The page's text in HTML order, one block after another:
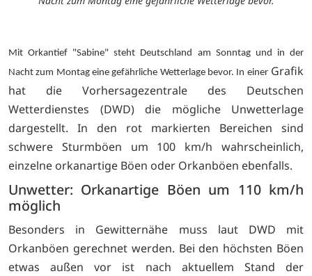
Mit Orkantief "Sabine" steht Deutschland am Sonntag und in der
Nacht zum Montag eine gefährliche Wetterlage bevor. In einerGrafik
hat die Vorhersagezentrale des Deutschen
Wetterdienstes (DWD) die mögliche Unwetterlage
dargestellt. In den rot markierten Bereichen sind
schwere Sturmböen um 100 km/h wahrscheinlich,
einzelne orkanartige Böen oder Orkanböen ebenfalls.
Unwetter: Orkanartige Böen um 110 km/h
möglich
Besonders in Gewitternähe muss laut DWD mit
Orkanböen gerechnet werden. Bei den höchsten Böen
etwas außen vor ist nach aktuellem Stand der